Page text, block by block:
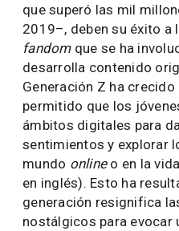
que superó las mil
2019–, deben su éxito a
fandomque se ha
desarrolla contenido
Generación Z ha
permitido que los
ámbitos digitales para
sentimientos y explorar
mundo onlineo en la
en inglés). Esto ha
generación resignifica
nostálgicos para evocar